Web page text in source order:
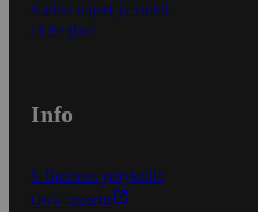
Kaikki ohjeet ja vinkit
In English
Info
S-Business yrityksille
Oiva-raportit